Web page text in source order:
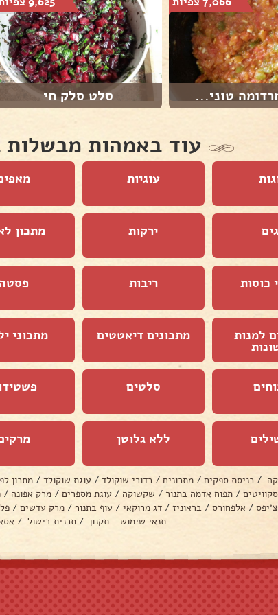
טוני... סלט סלק חי
עוד באמהות מבשלות
עוגיות
ירקות מתכון
כוסות ריבות פסטה
למנות מתכונים דיאטטים מתכוני
סלטים
ללא גלוטן
/ כניסת ספקים / מתכונים / כדורי שוקולד / עוגת שוקולד / מתכון
/ תפוח אדמה בתנור / שקשוקה / עוגת מספרים / מרק אפונה /
/ אלפחורס / בראוניז / דג מרוקאי / עוף בתנור / מרק עדשים /
תנאי שימוש - תקנון / תכנית בישול /